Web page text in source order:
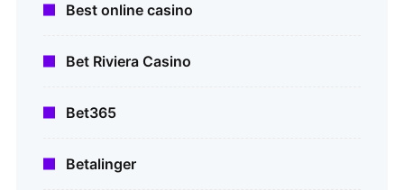
Best online casino
Bet Riviera Casino
Bet365
Betalinger